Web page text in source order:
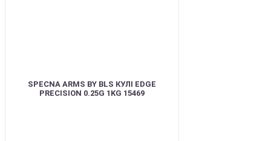
SPECNA ARMS BY BLS КУЛІ EDGE
PRECISION 0.25G 1KG 15469